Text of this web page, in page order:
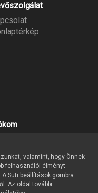
valamint, hogy Önnek
felhasználói élményt
Süti beállítások gombra
Az oldal további